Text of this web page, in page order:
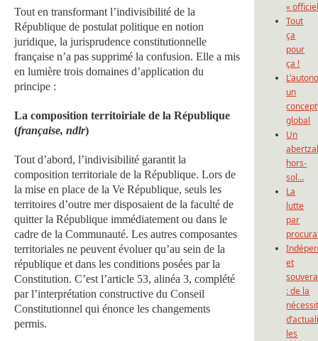
Tout en transformant l’indivisibilité de la
République de postulat politique en notion
juridique, la jurisprudence constitutionnelle
française n’a pas supprimé la confusion. Elle a mis
en lumière trois domaines d’application du
principe :
La composition territoiriale de la République
(française, ndlr)
Tout d’abord, l’indivisibilité garantit la
composition territoriale de la République. Lors de
la mise en place de la Ve République, seuls les
territoires d’outre mer disposaient de la faculté de
quitter la République immédiatement ou dans le
cadre de la Communauté. Les autres composantes
territoriales ne peuvent évoluer qu’au sein de la
république et dans les conditions posées par la
Constitution. C’est l’article 53, alinéa 3, complété
par l’interprétation constructive du Conseil
Constitutionnel qui énonce les changements
permis.
«
Tout
ça
pour
ça !
un
concept
global
Un
hors-
sol…
La
lutte
par
et
: de la
les